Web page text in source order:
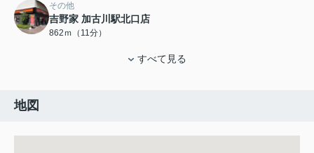
その他
吉野家 加古川駅北口店
862ｍ（11分）
すべて見る
地図